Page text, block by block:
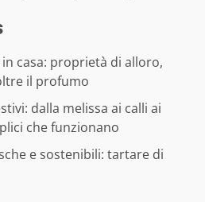
casa: proprietà di alloro,
il profumo
dalla melissa ai calli ai
che funzionano
e sostenibili: tartare di